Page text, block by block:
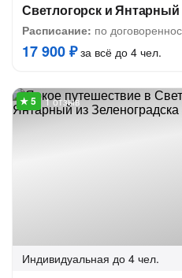
Светлогорск и Янтарный
Расписание: по
17 900 ₽за всё до 4 чел.
1 отзыв
Индивидуальная до 4 чел.